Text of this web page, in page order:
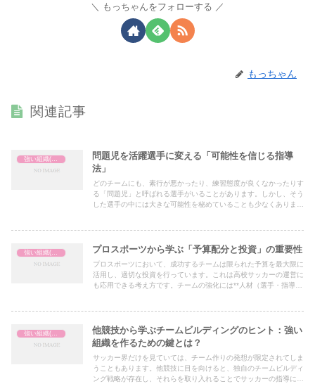
もっちゃんをフォローする
もっちゃん
関連記事
強い組織(チーム)の作り方
問題児を活躍選手に変える「可能性を信じる指導
法」
どのチームにも、素行が悪かったり、練習態度が良くなかったりす
る「問題児」と呼ばれる選手がいることがあります。しかし、そう
した選手の中には大きな可能性を秘めていることも少なくありませ
強い組織(チーム)の作り方 プロスポーツから学ぶ「予算配分と投資」の重要性
プロスポーツにおいて、成功するチームは限られた予算を最大限に
活用し、適切な投資を行っています。これは高校サッカーの運営に
も応用できる考え方です。チームの強化には**人材（選手・指導
強い組織(チーム)の作り方
他競技から学ぶチームビルディングのヒント：強い
組織を作るための鍵とは？
サッカー界だけを見ていては、チーム作りの発想が限定されてしま
うこともあります。他競技に目を向けると、独自のチームビルディ
ング戦略が存在し、それらを取り入れることでサッカーの指導にも